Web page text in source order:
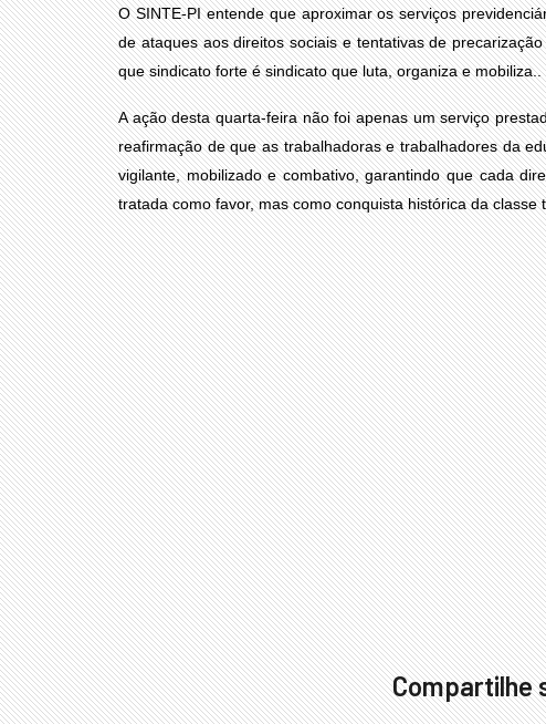
O SINTE-PI entende que aproximar os serviços
de ataques aos direitos sociais e tentativas de
que sindicato forte é sindicato que luta, organiza e mobiliza..
A ação desta quarta-feira não foi apenas um serviço
reafirmação de que as trabalhadoras e trabalhadores da
vigilante, mobilizado e combativo, garantindo que cada
tratada como favor, mas como conquista histórica da classe
Compartilhe